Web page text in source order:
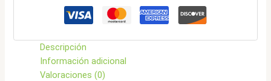
Descripción
Información adicional
Valoraciones (0)